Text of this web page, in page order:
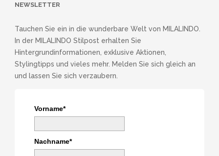
NEWSLETTER
Tauchen Sie ein in die wunderbare Welt von MILALINDO.
In der MILALINDO Stilpost erhalten Sie
Hintergrundinformationen, exklusive Aktionen,
Stylingtipps und vieles mehr. Melden Sie sich gleich an
und lassen Sie sich verzaubern.
Vorname*
Nachname*